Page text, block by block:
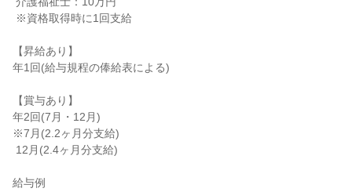
【昇給あり】
年1回(給与規程の俸給表による)
【賞与あり】
年2回(7月・12月)
※7月(2.2ヶ月分支給)
給与例